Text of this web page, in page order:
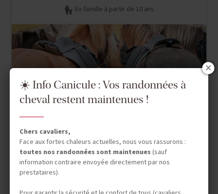
En famille à partir de 10 ans
☀️ Info Canicule : Vos randonnées à
cheval restent maintenues !
Chers cavaliers,
Face aux fortes chaleurs actuelles, nous vous rassurons :
toutes nos randonnées sont maintenues (sauf
information contraire envoyée directement par nos
prestataires).